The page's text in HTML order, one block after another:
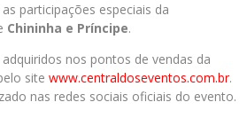
participações especiais da
Chininha e Príncipe.
nos pontos de vendas da
site www.centraldoseventos.com.br.
nas redes sociais oficiais do evento.